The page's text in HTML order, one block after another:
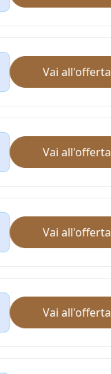
Vai all'offerta
Vai all'offerta
Vai all'offerta
Vai all'offerta